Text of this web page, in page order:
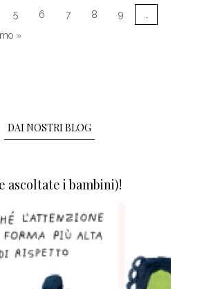
5 6 7 8 9
»Ultima pagina
DAI NOSTRI BLOG
ascoltate i bambini)!